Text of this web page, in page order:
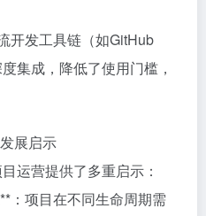
开发工具链（如GitHub
集成，降低了使用门槛，
展启示
运营提供了多重启示：
：项目在不同生命周期需